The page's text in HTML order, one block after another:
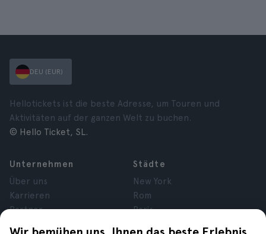
DEU (EUR)
Hellotickets ist die beste Adresse, um Touren und
Aktivitäten auf der ganzen Welt zu buchen.
© Hello Ticket, SL.
Unternehmen
Über uns
Karrieren
Partner
Städte
New York
Rom
Paris